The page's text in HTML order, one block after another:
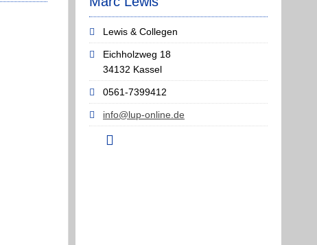
Lewis & Collegen
Eichholzweg 18
34132 Kassel
0561-7399412
info@lup-online.de